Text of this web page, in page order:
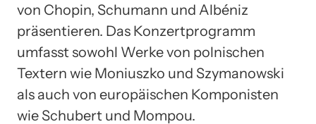
von Chopin, Schumann und Albéniz
präsentieren. Das Konzertprogramm
umfasst sowohl Werke von polnischen
Textern wie Moniuszko und Szymanowski
als auch von europäischen Komponisten
wie Schubert und Mompou.